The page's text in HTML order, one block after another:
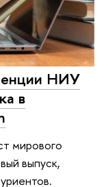
НИУ
в
мирового
выпуск,